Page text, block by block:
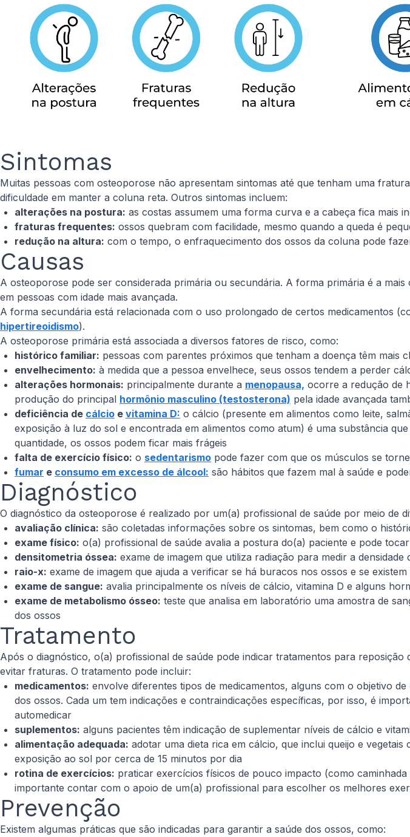
Sintomas
Muitas pessoas com osteoporose não apresentam sintomas até que tenham uma
dificuldade em manter a coluna reta. Outros sintomas incluem:
alterações na postura: as costas assumem uma forma curva e a cabeça fica mais
fraturas frequentes: ossos quebram com facilidade, mesmo quando a queda é
redução na altura: com o tempo, o enfraquecimento dos ossos da coluna pode
Causas
A osteoporose pode ser considerada primária ou secundária. A forma primária é a
em pessoas com idade mais avançada.
A forma secundária está relacionada com o uso prolongado de certos medicamentos
hipertireoidismo).
A osteoporose primária está associada a diversos fatores de risco, como:
histórico familiar: pessoas com parentes próximos que tenham a doença têm mais
envelhecimento: à medida que a pessoa envelhece, seus ossos tendem a perder
alterações hormonais: principalmente durante a menopausa, ocorre a redução de
produção do principal hormônio masculino (testosterona) pela idade avançada
deficiência de cálcio e vitamina D: o cálcio (presente em alimentos como leite,
exposição à luz do sol e encontrada em alimentos como atum) é uma substância
quantidade, os ossos podem ficar mais frágeis
falta de exercício físico: o sedentarismo pode fazer com que os músculos se
fumar e consumo em excesso de álcool: são hábitos que fazem mal à saúde e
Diagnóstico
O diagnóstico da osteoporose é realizado por um(a) profissional de saúde por meio de
avaliação clínica: são coletadas informações sobre os sintomas, bem como o
exame físico: o(a) profissional de saúde avalia a postura do(a) paciente e pode
densitometria óssea: exame de imagem que utiliza radiação para medir a
raio-x: exame de imagem que ajuda a verificar se há buracos nos ossos e se
exame de sangue: avalia principalmente os níveis de cálcio, vitamina D e alguns
exame de metabolismo ósseo: teste que analisa em laboratório uma amostra de
dos ossos
Tratamento
Após o diagnóstico, o(a) profissional de saúde pode indicar tratamentos para
evitar fraturas. O tratamento pode incluir:
medicamentos: envolve diferentes tipos de medicamentos, alguns com o objetivo
dos ossos. Cada um tem indicações e contraindicações específicas, por isso, é
automedicar
suplementos: alguns pacientes têm indicação de suplementar níveis de cálcio e
alimentação adequada: adotar uma dieta rica em cálcio, que inclui queijo e
exposição ao sol por cerca de 15 minutos por dia
rotina de exercícios: praticar exercícios físicos de pouco impacto (como
importante contar com o apoio de um(a) profissional para escolher os melhores
Prevenção
Existem algumas práticas que são indicadas para garantir a saúde dos ossos, como: